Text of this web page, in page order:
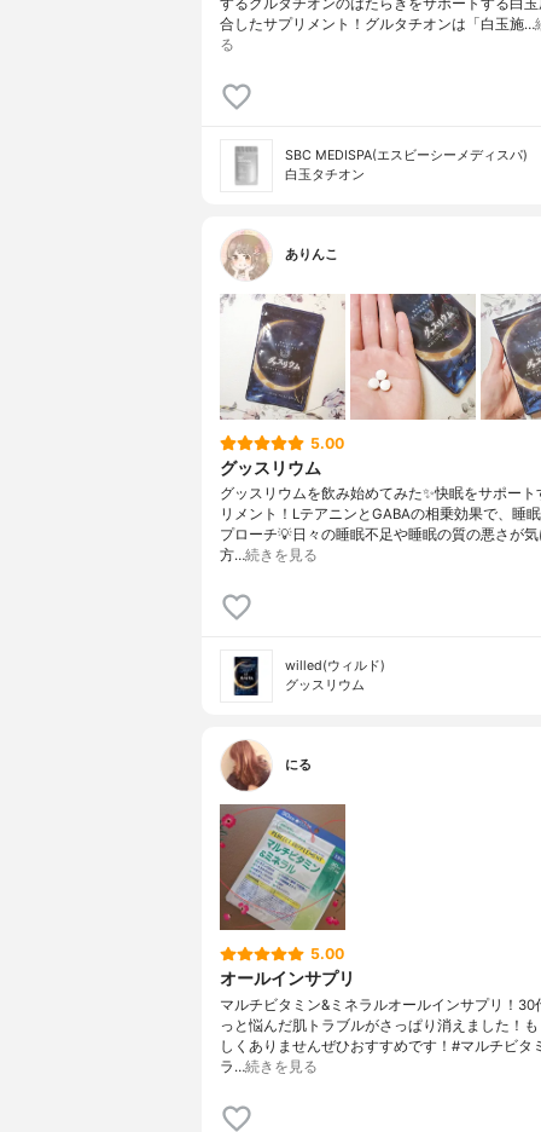
するグルタチオンのはたらきをサポートする白
合したサプリメント！グルタチオンは「白玉施…
る
SBC MEDISPA(エスビーシーメディスパ)
白玉タチオン
ありんこ
5.00
グッスリウム
グッスリウムを飲み始めてみた✨快眠をサポート
リメント！LテアニンとGABAの相乗効果で、睡
プローチ💡日々の睡眠不足や睡眠の質の悪さが
方…続きを見る
willed(ウィルド)
グッスリウム
にる
5.00
オールインサプリ
マルチビタミン&ミネラルオールインサプリ！30
っと悩んだ肌トラブルがさっぱり消えました！
しくありませんぜひおすすめです！#マルチビタ
ラ…続きを見る